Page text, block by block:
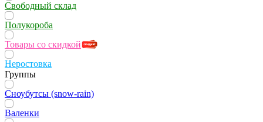
Свободный склад
Полукороба
Товары со скидкой
Неростовка
Группы
Сноубутсы (snow-rain)
Валенки